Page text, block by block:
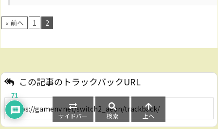
« 前へ 1 2
この記事のトラックバックURL
サイドバー 検索 上へ
71